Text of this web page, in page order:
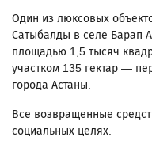
Один из люксовых
Сатыбалды в селе Барап
площадью 1,5 тысяч
участком 135 гектар —
города Астаны.
Все возвращенные
социальных целях.